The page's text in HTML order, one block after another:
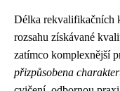
Délka rekvalifikačních
rozsahu získávané
zatímco komplexnější
přizpůsobena